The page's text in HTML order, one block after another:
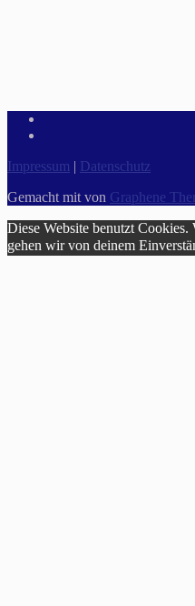
Impressum | Datenschutz
Gemacht mit von Graphene
Diese Website benutzt
gehen wir von deinem